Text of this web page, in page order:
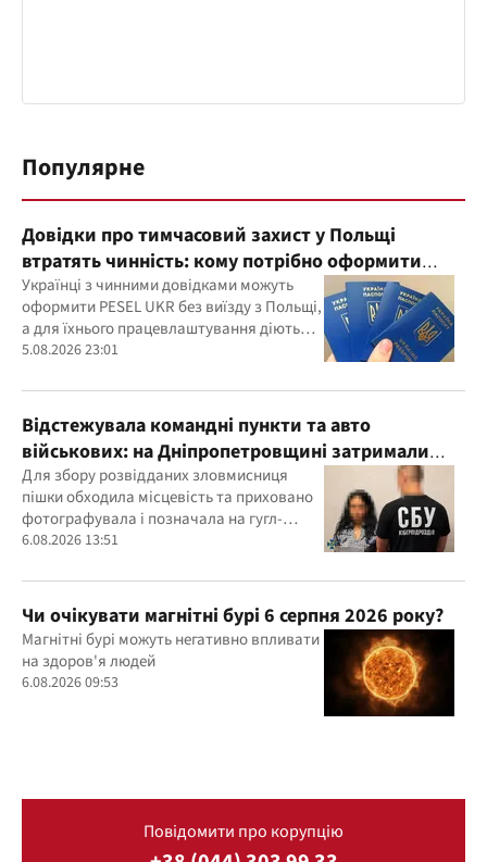
Популярне
Довідки про тимчасовий захист у Польщі
втратять чинність: кому потрібно оформити
PESEL UKR
Українці з чинними довідками можуть
оформити PESEL UKR без виїзду з Польщі,
а для їхнього працевлаштування діють
окремі правила
5.08.2026 23:01
Відстежувала командні пункти та авто
військових: на Дніпропетровщині затримали
агентку ФСБ
Для збору розвідданих зловмисниця
пішки обходила місцевість та приховано
фотографувала і позначала на гугл-
картах об’єкти
6.08.2026 13:51
Чи очікувати магнітні бурі 6 серпня 2026 року?
Магнітні бурі можуть негативно впливати
на здоров'я людей
6.08.2026 09:53
Повідомити про корупцію